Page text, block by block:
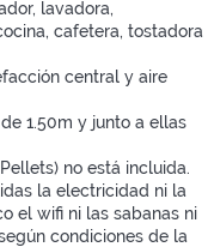
lavadora,
cafetera, tostadora
central y aire
1.50m y junto a ellas
no está incluida.
la electricidad ni la
el wifi ni las sabanas ni
condiciones de la